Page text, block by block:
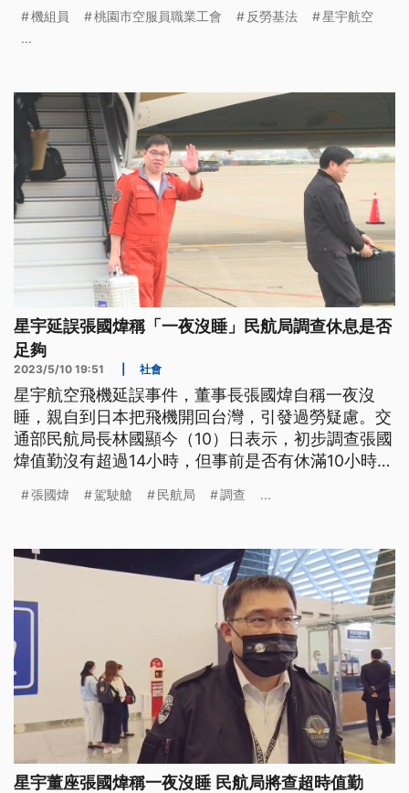
機組員 桃園市空服員職業工會 反勞基法
星宇航空
...
星宇延誤張國煒稱「一夜沒睡」民航局調查休息是否
足夠
2023/5/10 19:51 社會
星宇航空飛機延誤事件，董事長張國煒自稱一夜沒
睡，親自到日本把飛機開回台灣，引發過勞疑慮。交
通部民航局長林國顯今（10）日表示，初步調查張國
煒值勤沒有超過14小時，但事前是否有休滿10小時，
上個月首航洛杉磯，當天張國煒親自擔任機長，還邀
張國煒 駕駛艙 民航局 調查 ...
星宇董座張國煒稱一夜沒睡 民航局將查超時值勤